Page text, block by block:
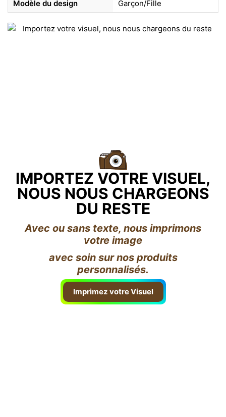
Modèle du design Garçon/Fille
IMPORTEZ VOTRE VISUEL,
NOUS NOUS CHARGEONS
DU RESTE
Avec ou sans texte, nous imprimons
votre image
avec soin sur nos produits
personnalisés.
Imprimez votre Visuel